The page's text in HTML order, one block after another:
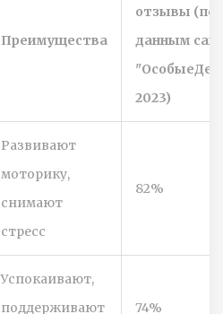
Преимущества
отзывы (по
данным
2023)
Развивают
моторику,
снимают
стресс
82%
Успокаивают,
поддерживают
74%